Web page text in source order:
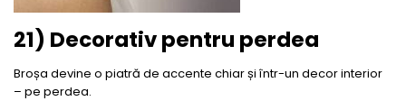
21) Decorativ pentru perdea
Broșa devine o piatră de accente chiar și într-un decor interior
– pe perdea.